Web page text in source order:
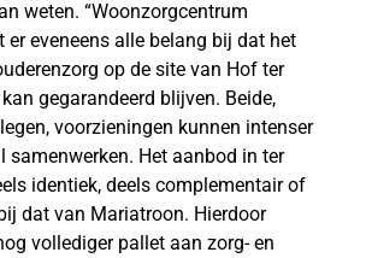
weten. “Woonzorgcentrum
er eveneens alle belang bij dat het
op de site van Hof ter
gegarandeerd blijven. Beide,
voorzieningen kunnen intenser
samenwerken. Het aanbod in ter
identiek, deels complementair of
dat van Mariatroon. Hierdoor
vollediger pallet aan zorg- en